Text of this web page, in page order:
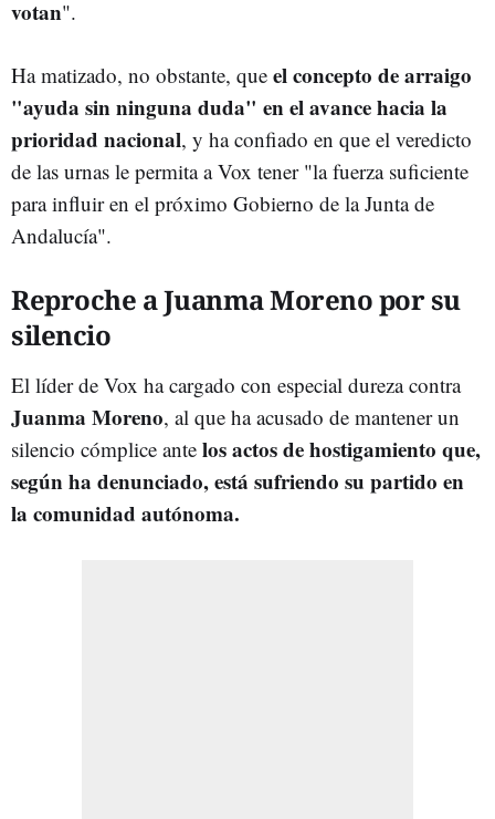
votan".
Ha matizado, no obstante, que el concepto de arraigo
"ayuda sin ninguna duda" en el avance hacia la
prioridad nacional, y ha confiado en que el veredicto
de las urnas le permita a Vox tener "la fuerza suficiente
para influir en el próximo Gobierno de la Junta de
Andalucía".
Reproche a Juanma Moreno por su
silencio
El líder de Vox ha cargado con especial dureza contra
Juanma Moreno, al que ha acusado de mantener un
silencio cómplice ante los actos de hostigamiento que,
según ha denunciado, está sufriendo su partido en
la comunidad autónoma.